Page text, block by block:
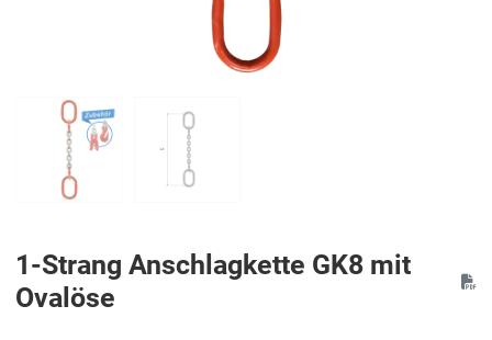
1-Strang Anschlagkette GK8 mit
Ovalöse